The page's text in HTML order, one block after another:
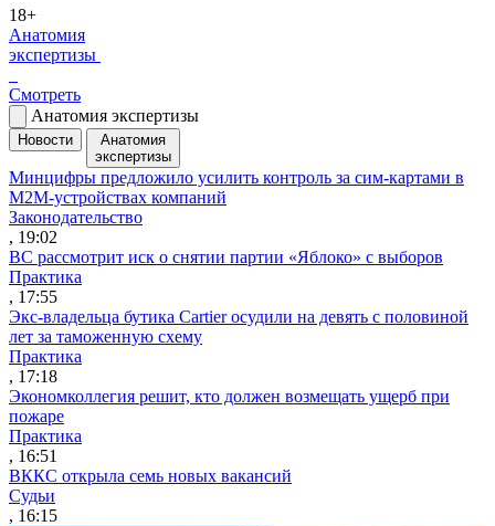
18+
Анатомия
экспертизы
Смотреть
Анатомия экспертизы
Новости
Анатомия
экспертизы
Минцифры предложило усилить контроль за сим-картами в
M2M-устройствах компаний
Законодательство
, 19:02
ВС рассмотрит иск о снятии партии «Яблоко» с выборов
Практика
, 17:55
Экс-владельца бутика Cartier осудили на девять с половиной
лет за таможенную схему
Практика
, 17:18
Экономколлегия решит, кто должен возмещать ущерб при
пожаре
Практика
, 16:51
ВККС открыла семь новых вакансий
Судьи
, 16:15